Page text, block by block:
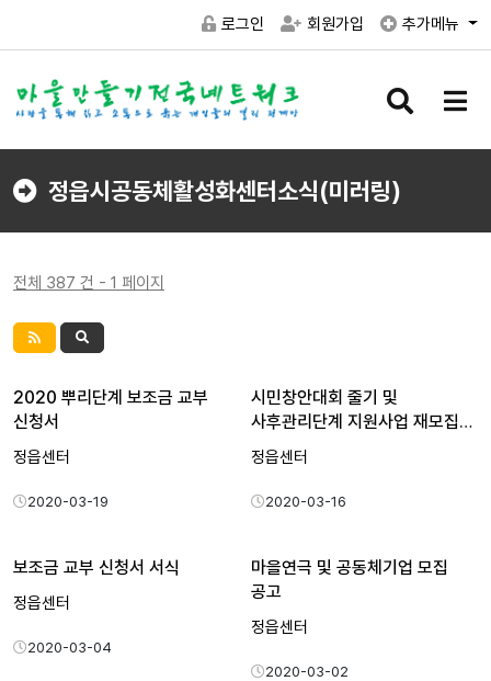
로그인 회원가입 추가메뉴
검
버
튼
메
버
정읍시공동체활성화센터소식(미러링)
전체 387 건 - 1 페이지
2020 뿌리단계 보조금 교부
신청서
정읍센터
2020-03-19
시민창안대회 줄기 및
사후관리단계 지원사업 재모집
공고
정읍센터
2020-03-16
보조금 교부 신청서 서식
정읍센터
2020-03-04
마을연극 및 공동체기업 모집
공고
정읍센터
2020-03-02